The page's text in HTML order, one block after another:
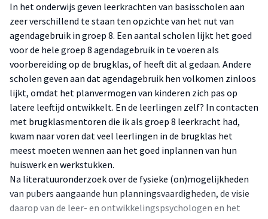
In het onderwijs geven leerkrachten van basisscholen aan
zeer verschillend te staan ten opzichte van het nut van
agendagebruik in groep 8. Een aantal scholen lijkt het goed
voor de hele groep 8 agendagebruik in te voeren als
voorbereiding op de brugklas, of heeft dit al gedaan. Andere
scholen geven aan dat agendagebruik hen volkomen zinloos
lijkt, omdat het planvermogen van kinderen zich pas op
latere leeftijd ontwikkelt. En de leerlingen zelf? In contacten
met brugklasmentoren die ik als groep 8 leerkracht had,
kwam naar voren dat veel leerlingen in de brugklas het
meest moeten wennen aan het goed inplannen van hun
huiswerk en werkstukken.
Na literatuuronderzoek over de fysieke (on)mogelijkheden
van pubers aangaande hun planningsvaardigheden, de visie
daarop van de leer- en ontwikkelingspsychologen en het